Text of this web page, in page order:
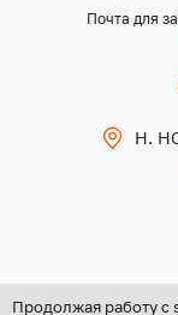
Почта для
Н.
Продолжая работу с